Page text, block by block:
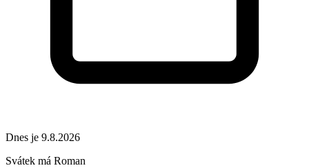
Dnes je 9.8.2026
Svátek má Roman